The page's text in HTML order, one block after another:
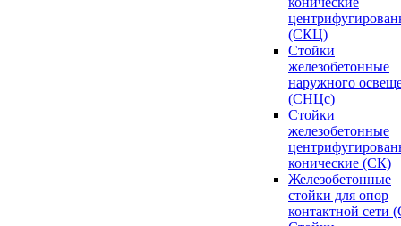
(СКЦ)
Стойки
железобетонные
наружного
(СНЦс)
Стойки
железобетонные
конические (СК)
Железобетонные
стойки для опор
контактной сети